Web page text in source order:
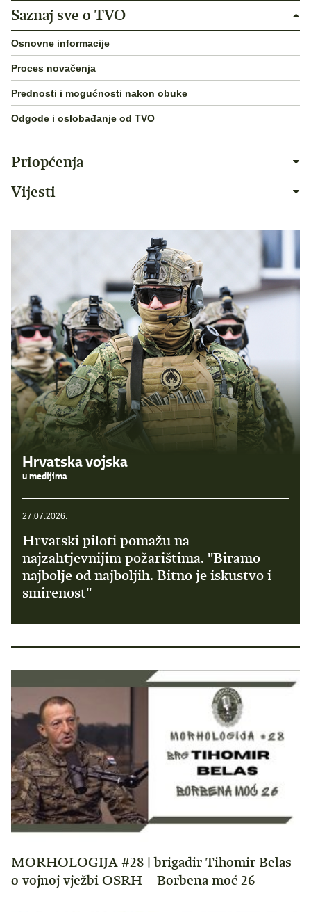
Saznaj sve o TVO
Osnovne informacije
Proces novačenja
Prednosti i mogućnosti nakon obuke
Odgode i oslobađanje od TVO
Priopćenja
Vijesti
Hrvatska vojska
u medijima
27.07.2026.
Hrvatski piloti pomažu na
najzahtjevnijim požarištima. "Biramo
najbolje od najboljih. Bitno je iskustvo i
smirenost"
MORHOLOGIJA #28 | brigadir Tihomir Belas
o vojnoj vježbi OSRH – Borbena moć 26